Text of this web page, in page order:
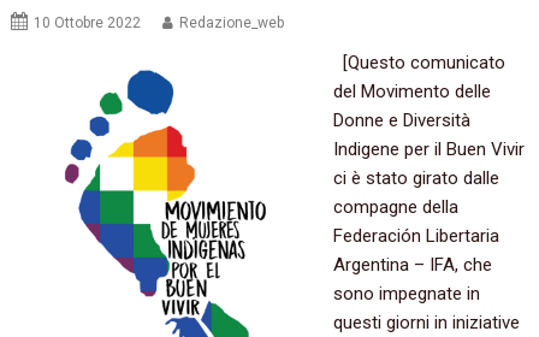
10 Ottobre 2022 Redazione_web
[Questo comunicato
del Movimento delle
Donne e Diversità
Indigene per il Buen Vivir
ci è stato girato dalle
compagne della
Federación Libertaria
Argentina – IFA, che
sono impegnate in
questi giorni in iniziative